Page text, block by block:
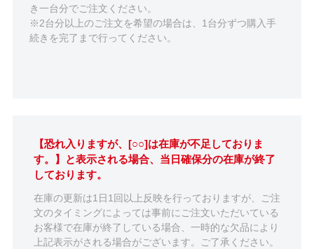
き一台分でご注文ください。
※2台分以上のご注文を希望の場合は、1台分ずつ購入手
続きを完了まで行ってください。
【恐れ入りますが、[○○]は在庫が不足しておりま
す。】と表示される場合、当日確保分の在庫が終了
しております。
在庫の更新は1日1回以上反映を行っておりますが、ご注
文のタイミングによっては事前にご注文いただいている
お客様で在庫が終了している場合、一時的な欠品により
上記表示がされる場合がございます。ご了承ください。